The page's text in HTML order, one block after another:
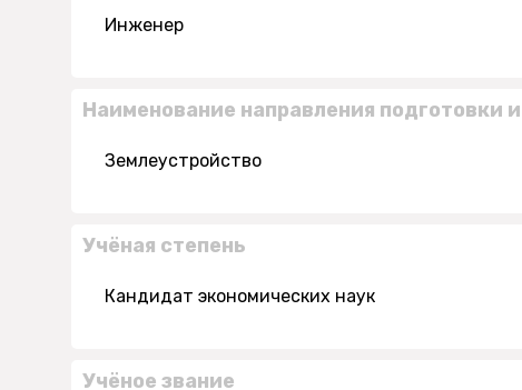
Инженер
Наименование направления подготовки
Землеустройство
Учёная степень
Кандидат экономических наук
Учёное звание